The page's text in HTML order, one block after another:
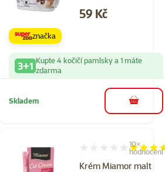
Cena
59 Kč
značka
3+1 Kupte 4 kočičí pamlsky a 1 máte
zdarma
Skladem do košíku
Krém Miamor malt
Hodnocení 100%,
10×
hodnocení